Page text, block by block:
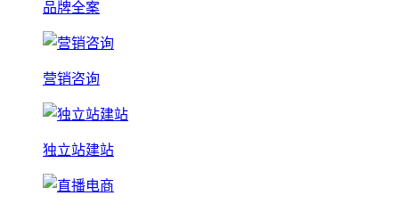
品牌全案
营销咨询
独立站建站